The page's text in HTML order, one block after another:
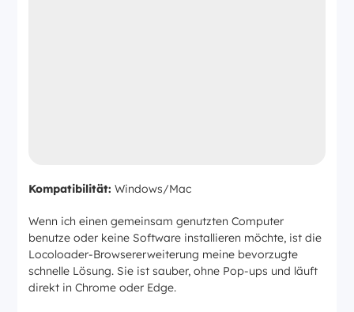
Kompatibilität: Windows/Mac
Wenn ich einen gemeinsam genutzten Computer
benutze oder keine Software installieren möchte, ist die
Locoloader-Browsererweiterung meine bevorzugte
schnelle Lösung. Sie ist sauber, ohne Pop-ups und läuft
direkt in Chrome oder Edge.